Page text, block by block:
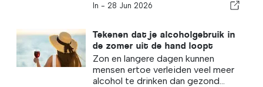
In - 28 Jun 2026
Tekenen dat je alcoholgebruik in
de zomer uit de hand loopt
Zon en langere dagen kunnen
mensen ertoe verleiden veel meer
alcohol te drinken dan gezond...